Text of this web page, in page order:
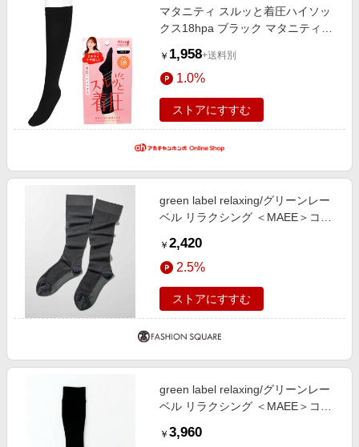
マタニティ スルッと着圧ハイソッ
クス18hpa ブラック マタニティ・
レッグアイテム
￥ 1,958+送料別
1.0%
ストアにすすむ
green label relaxing/グリーンレー
ベル リラクシング ＜MAEE＞コン
着圧ソックス / 靴下 DK. GRAY
FREE
￥ 2,420
2.5%
ストアにすすむ
green label relaxing/グリーンレー
ベル リラクシング ＜MAEE＞コン
ブ）/ 着圧ソックス / 靴下 BLACK
￥ 3,960